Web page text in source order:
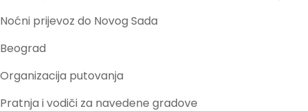
Noćni prijevoz do Novog Sada
Beograd
Organizacija putovanja
Pratnja i vodiči za navedene gradove